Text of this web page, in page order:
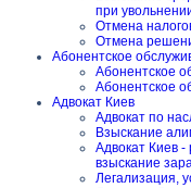
при
Отмена
Отмена
Абонентское
Абонентское
Абонентское
Адвокат Киев
Адвокат по
Взыскание
Адвокат Киев -
взыскание
Легализация,